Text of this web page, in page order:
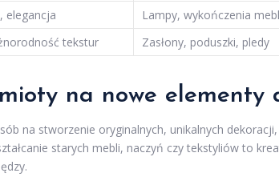
elegancja
Lampy, wykończenia
tekstur Zasłony, poduszki, pledy
na nowe elementy
na stworzenie oryginalnych, unikalnych
starych mebli, naczyń czy tekstyliów to